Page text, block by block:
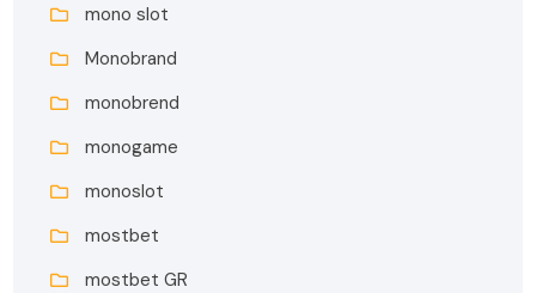
mono slot
Monobrand
monobrend
monogame
monoslot
mostbet
mostbet GR